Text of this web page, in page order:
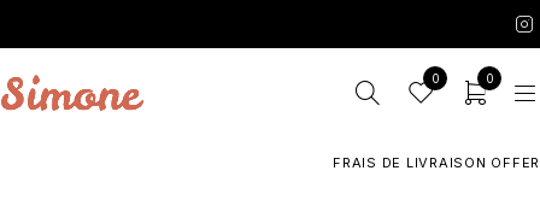
0 0
FRAIS DE LIVRAISON